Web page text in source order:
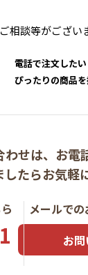
ご相談等がござい
電話で注文したい
ぴったりの商品
せは、 お電
したらお気軽
メールで
お